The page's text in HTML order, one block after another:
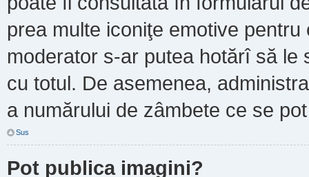
prea multe iconiţe emotive
moderator s-ar putea hotărî să
cu totul. De asemenea,
a numărului de zâmbete ce se
Sus
Pot publica imagini?